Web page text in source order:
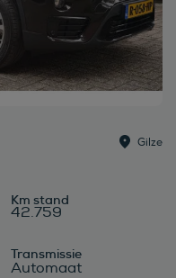
Gilze
42.759
Transmissie
Automaat